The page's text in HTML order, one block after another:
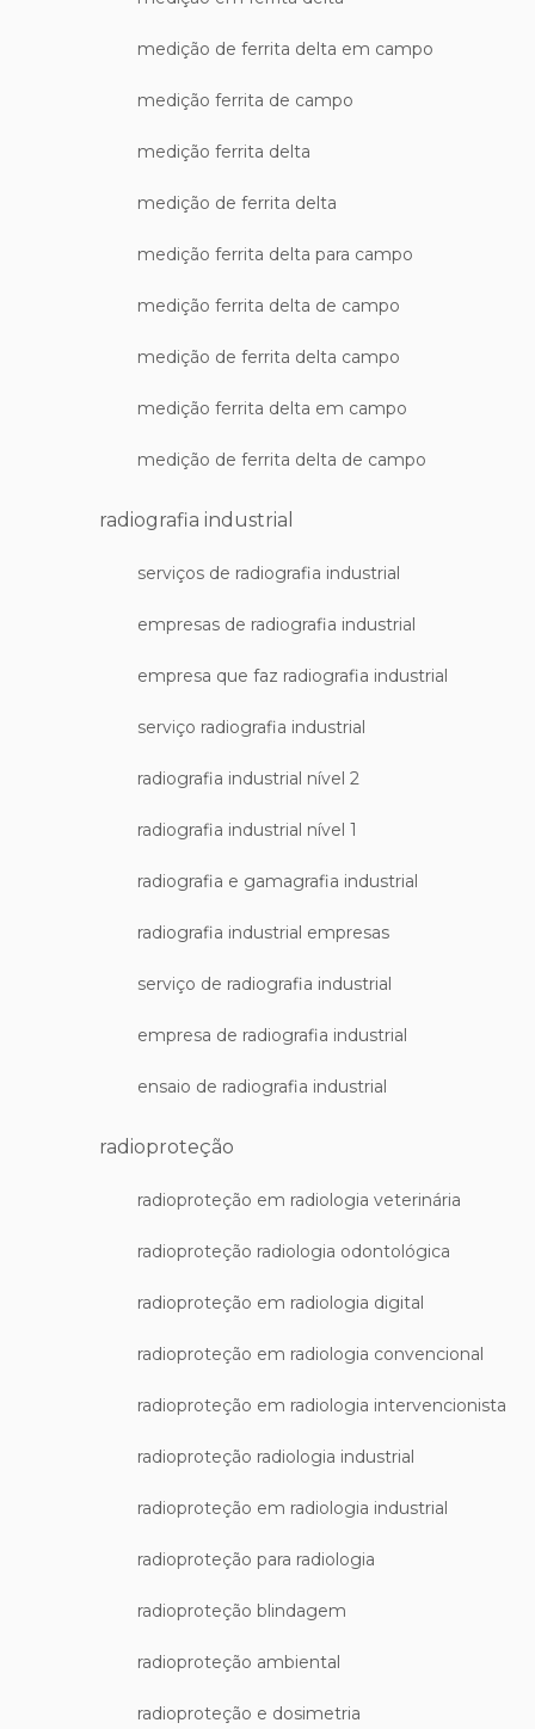
medição de ferrita delta em campo
medição ferrita de campo
medição ferrita delta
medição de ferrita delta
medição ferrita delta para campo
medição ferrita delta de campo
medição de ferrita delta campo
medição ferrita delta em campo
medição de ferrita delta de campo
radiografia industrial
serviços de radiografia industrial
empresas de radiografia industrial
empresa que faz radiografia industrial
serviço radiografia industrial
radiografia industrial nível 2
radiografia industrial nível 1
radiografia e gamagrafia industrial
radiografia industrial empresas
serviço de radiografia industrial
empresa de radiografia industrial
ensaio de radiografia industrial
radioproteção
radioproteção em radiologia veterinária
radioproteção radiologia odontológica
radioproteção em radiologia digital
radioproteção em radiologia convencional
radioproteção em radiologia intervencionista
radioproteção radiologia industrial
radioproteção em radiologia industrial
radioproteção para radiologia
radioproteção blindagem
radioproteção ambiental
radioproteção e dosimetria